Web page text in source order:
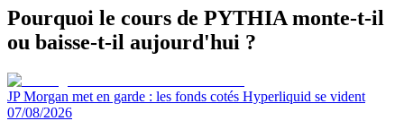
Pourquoi le cours de PYTHIA monte-t-il
ou baisse-t-il aujourd'hui ?
JP Morgan met en garde : les fonds cotés Hyperliquid se vident
07/08/2026